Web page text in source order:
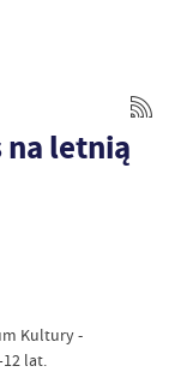
na letnią
Kultury -
lat.